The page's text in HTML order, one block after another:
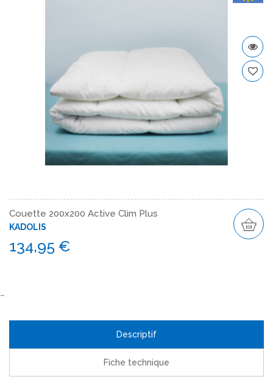
Couette 200x200 Active Clim Plus
KADOLIS
134,95 €
Descriptif
Fiche technique